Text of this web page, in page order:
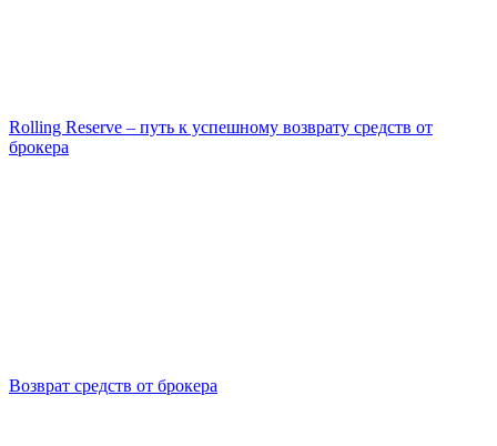
Rolling Reserve – путь к успешному возврату средств от
брокера
Возврат средств от брокера